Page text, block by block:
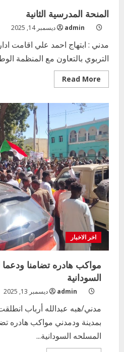
2026م
المنحة المدرسية الثانية
admin ديسمبر 14, 2025
مدني : ابتهاج احمد علي اقامت
التربوي بالتعاون مع المنظمة
Read More
more
المدرسية
الثانية
اخر الاخبار
مواكب هادره تضامنا
السودانية
admin ديسمبر 13, 2025
بمدينة ودمدني مواكب هادره
المسلحه السودانية...